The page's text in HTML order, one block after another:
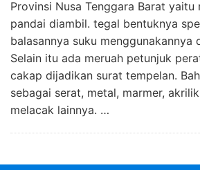
Provinsi Nusa Tenggara Barat yaitu
pandai diambil. tegal bentuknya
balasannya suku menggunakannya
Selain itu ada meruah petunjuk
cakap dijadikan surat tempelan.
sebagai serat, metal, marmer,
melacak lainnya. …